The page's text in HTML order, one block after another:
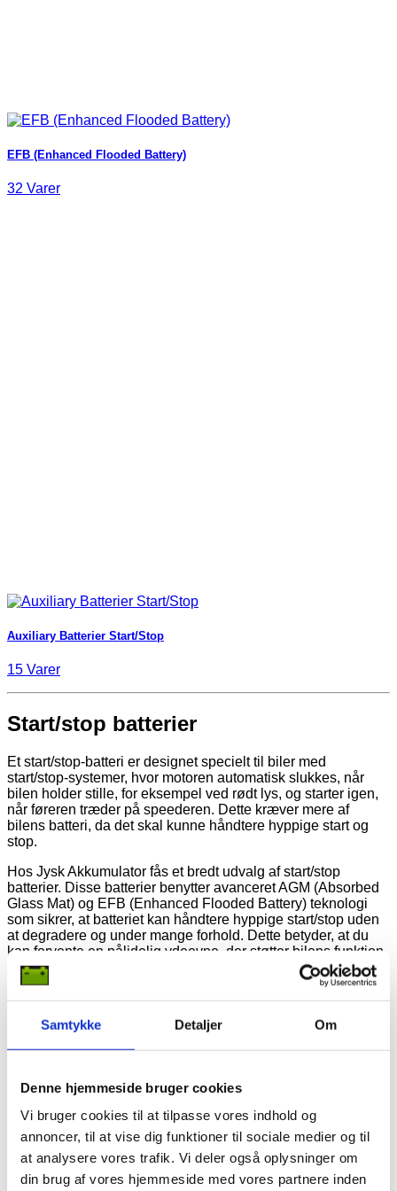
Samtykke Detaljer Om
Denne hjemmeside bruger cookies
Vi bruger cookies til at tilpasse vores indhold og
annoncer, til at vise dig funktioner til sociale medier og til
at analysere vores trafik. Vi deler også oplysninger om
din brug af vores hjemmeside med vores partnere inden
EFB (Enhanced Flooded Battery)
32 Varer
Auxiliary Batterier Start/Stop
15 Varer
Start/stop batterier
Et start/stop-batteri er designet specielt til biler med
start/stop-systemer, hvor motoren automatisk slukkes, når
bilen holder stille, for eksempel ved rødt lys, og starter igen,
når føreren træder på speederen. Dette kræver mere af
bilens batteri, da det skal kunne håndtere hyppige start og
stop.
Hos Jysk Akkumulator fås et bredt udvalg af start/stop
batterier. Disse batterier benytter avanceret AGM (Absorbed
Glass Mat) og EFB (Enhanced Flooded Battery) teknologi
som sikrer, at batteriet kan håndtere hyppige start/stop uden
at degradere og under mange forhold. Dette betyder, at du
kan forvente en pålidelig ydeevne, der støtter bilens funktion
i koldt og varmt vejr.
Få et stort udvalg af batterier hos
Jysk Akkumulator
alle slags, hvilket sikrer, at kunder altid kan finde præcis det
batteri, der passer til deres specifikke behov. Med en
omfattende viden og en bred vifte af batteriløsninger kan
Jysk Akkumulator imødekomme de mest unikke og
krævende krav fra alle typer køretøjer. Denne specialisering
er understøttet af årtiers erfaring og en dedikation til at levere
kun produkter af højeste kvalitet. Dette engagement i